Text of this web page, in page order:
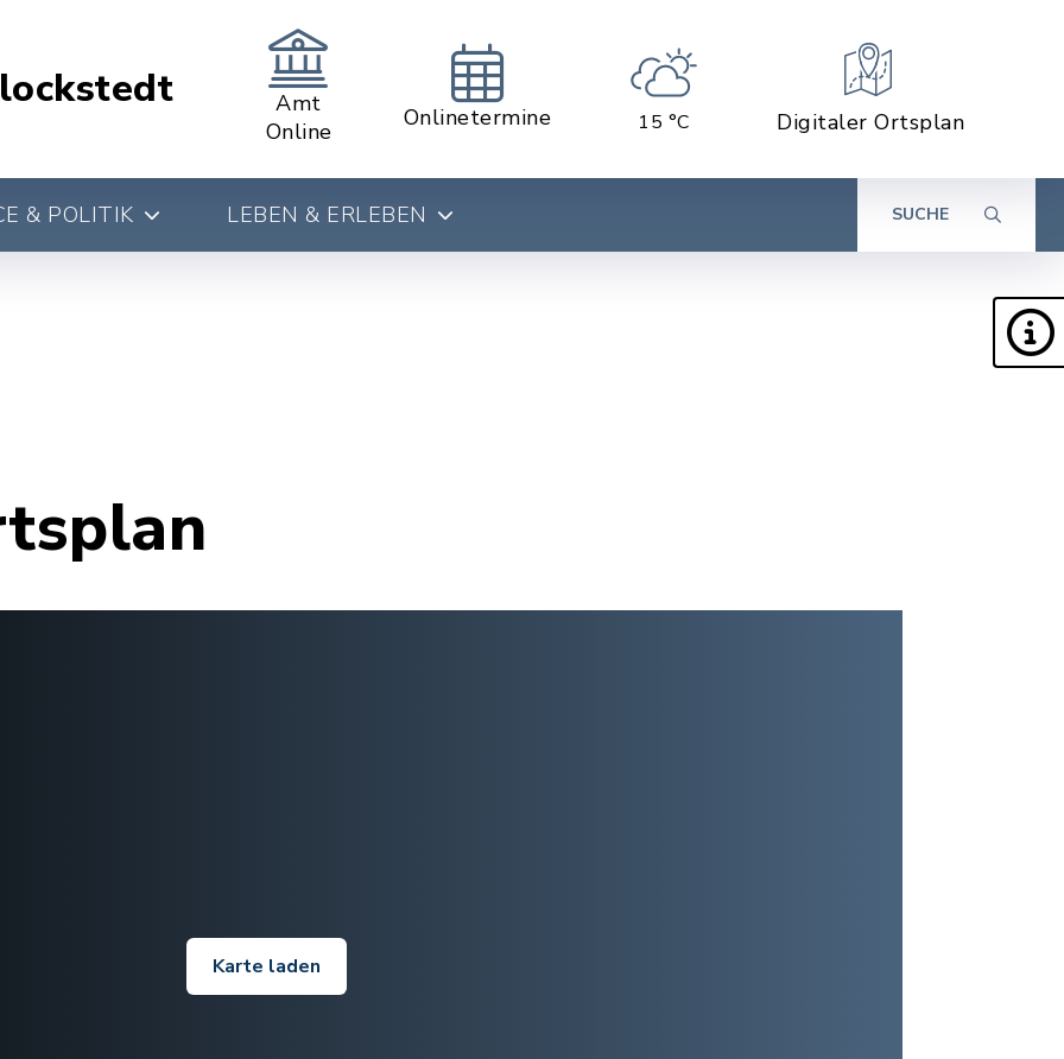
Amt
Online
Onlinetermine 15 °C Digitaler Ortsplan
& POLITIK LEBEN & ERLEBEN SUCHE
Karte laden